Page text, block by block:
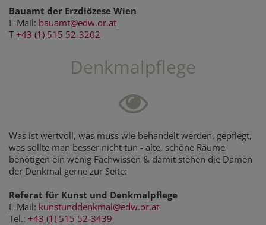
Bauamt der Erzdiözese Wien
E-Mail: bauamt@edw.or.at
T +43 (1) 515 52-3202
Denkmalpflege
Was ist wertvoll, was muss wie behandelt werden, gepflegt,
was sollte man besser nicht tun - alte, schöne Räume
benötigen ein wenig Fachwissen & damit stehen die Damen
der Denkmal gerne zur Seite:
Referat für Kunst und Denkmalpflege
E-Mail: kunstunddenkmal@edw.or.at
Tel.: +43 (1) 515 52-3439